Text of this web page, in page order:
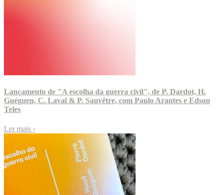
Lançamento de "A escolha da guerra civil", de P. Dardot, H.
Guéguen, C. Laval & P. Sauvêtre, com Paulo Arantes e Edson
Teles
Ler mais ›